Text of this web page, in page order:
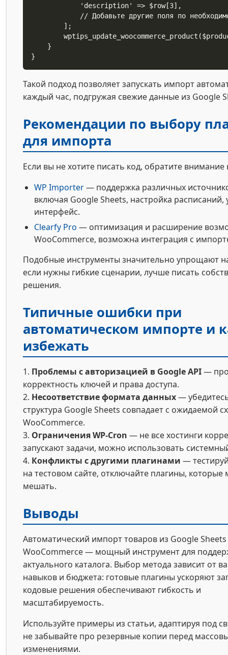
}
Такой подход позволяет запускать импорт
каждый час, подгружая свежие данные из Google
Рекомендации по выбору
для импорта
Если вы не хотите писать код, обратите
WP Importer— поддержка различных
включая Google Sheets, настройка
интерфейс.
Clearfy Pro — оптимизация и расширение
WooCommerce, возможна интеграция с
Подобные инструменты значительно упрощают
если нужны гибкие сценарии, лучше писать
решения.
Типичные ошибки при
автоматическом импорте и
избежать
1. Проблемы с авторизацией в Google API—
корректность ключей и права доступа.
2. Несоответствие формата данных—
структура Google Sheets совпадает с ожидаемой
WooCommerce.
3. Ограничения WP-Cron — не все хостинги
запускают задачи, можно использовать
4. Конфликты с другими плагинами —
на тестовом сайте, отключайте плагины, которые
мешать.
Выводы
Автоматический импорт товаров из Google Sheets
WooCommerce — мощный инструмент для
актуального каталога. Выбор метода зависит от
навыков и бюджета: готовые плагины ускоряют
кодовые решения обеспечивают гибкость и
масштабируемость.
Используйте примеры из статьи, адаптируя под
не забывайте про резервные копии перед
изменениями.